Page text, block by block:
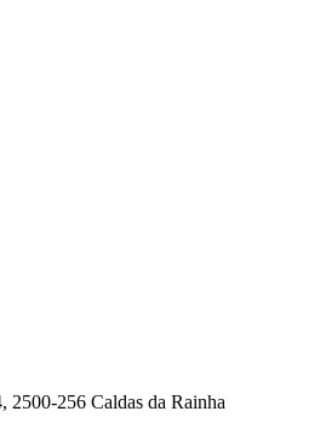
2500-256 Caldas da Rainha